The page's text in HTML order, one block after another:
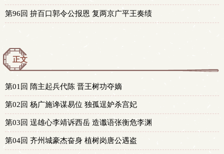
第96回 拚百口郭令公报恩 复两京广平王奏绩
正文
第01回 隋主起兵代陈 晋王树功夺嫡
第02回 杨广施谗谋易位 独孤逞妒杀宫妃
第03回 逞雄心李靖诉西岳 造谶语张衡危李渊
第04回 齐州城豪杰奋身 植树岗唐公遇盗